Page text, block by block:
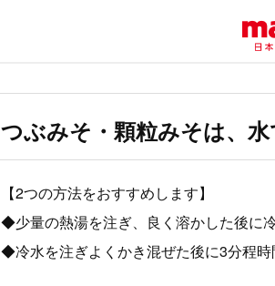
つぶみそ・顆粒みそは、
【2つの方法をおすすめします】
◆少量の熱湯を注ぎ、良く溶かした後に
◆冷水を注ぎよくかき混ぜた後に3分程